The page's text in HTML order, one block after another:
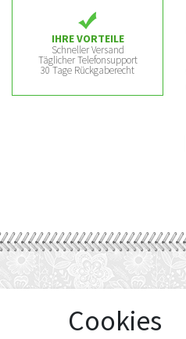
IHRE VORTEILE
Schneller Versand
Täglicher Telefonsupport
30 Tage Rückgaberecht
Cookies